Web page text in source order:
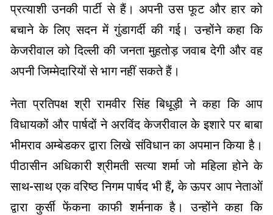
प्रत्याशी उनकी पार्टी से हैं। अपनी उस फूट और हार को
बचाने के लिए सदन में गुंडागर्दी की गई। उन्होंने कहा कि
केजरीवाल को दिल्ली की जनता मुहतोड़ जवाब देगी और वह
अपनी जिम्मेदारियों से भाग नहीं सकते हैं।
नेता प्रतिपक्ष श्री रामवीर सिंह बिधूड़ी ने कहा कि आप
विधायकों और पार्षदों ने अरविंद केजरीवाल के इशारे पर बाबा
भीमराव अम्बेडकर द्वारा लिखे संविधान का अपमान किया है।
पीठासीन अधिकारी श्रीमती सत्या शर्मा जो महिला होने के
साथ-साथ एक वरिष्ठ निगम पार्षद भी हैं, के ऊपर आप नेताओं
द्वारा कुर्सी फेंकना काफी शर्मनाक है। उन्होंने कहा कि